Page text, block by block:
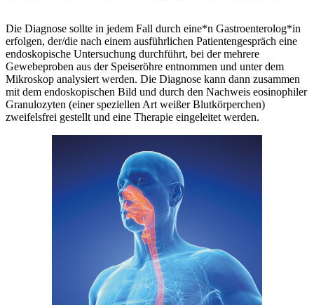
Die Diagnose sollte in jedem Fall durch eine*n Gastroenterolog*in
erfolgen, der/die nach einem ausführlichen Patientengespräch eine
endoskopische Untersuchung durchführt, bei der mehrere
Gewebeproben aus der Speiseröhre entnommen und unter dem
Mikroskop analysiert werden. Die Diagnose kann dann zusammen
mit dem endoskopischen Bild und durch den Nachweis eosinophiler
Granulozyten (einer speziellen Art weißer Blutkörperchen)
zweifelsfrei gestellt und eine Therapie eingeleitet werden.